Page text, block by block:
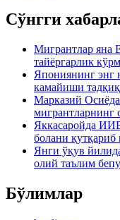
Сўнгги
Мигрантлар яна
тайёргарлик
Япониянинг энг
камайиши
Марказий
мигрантларнинг
Яккасаройда
болани қутқариб
Янги ўқув
олий таълим
Бўлимлар